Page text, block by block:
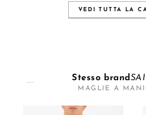
VEDI TUTTA LA
Stesso brand
MAGLIE A